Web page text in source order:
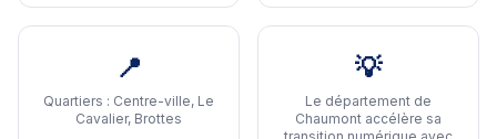
📍
Quartiers : Centre-ville, Le
Cavalier, Brottes
💡
Le département de
Chaumont accélère sa